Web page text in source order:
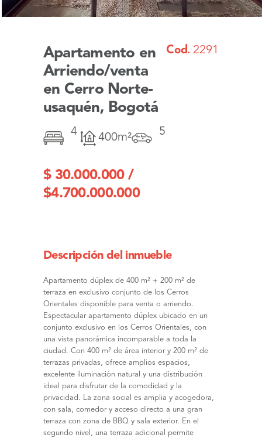
Apartamento en
Arriendo/venta
en Cerro Norte-
usaquén, Bogotá
Cod. 2291
4 400m² 5
$ 30.000.000 /
$4.700.000.000
Descripción del inmueble
Apartamento dúplex de 400 m² + 200 m² de
terraza en exclusivo conjunto de los Cerros
Orientales disponible para venta o arriendo.
Espectacular apartamento dúplex ubicado en un
conjunto exclusivo en los Cerros Orientales, con
una vista panorámica incomparable a toda la
ciudad. Con 400 m² de área interior y 200 m² de
terrazas privadas, ofrece amplios espacios,
excelente iluminación natural y una distribución
ideal para disfrutar de la comodidad y la
privacidad. La zona social es amplia y acogedora,
con sala, comedor y acceso directo a una gran
terraza con zona de BBQ y sala exterior. En el
segundo nivel, una terraza adicional permite